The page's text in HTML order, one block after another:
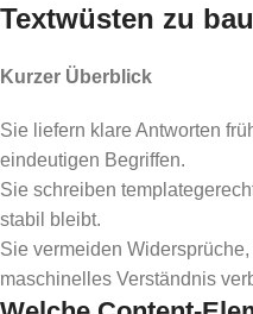
Textwüsten zu
Kurzer Überblick
Sie liefern klare Antworten
eindeutigen Begriffen.
Sie schreiben
stabil bleibt.
Sie vermeiden
maschinelles Verständnis